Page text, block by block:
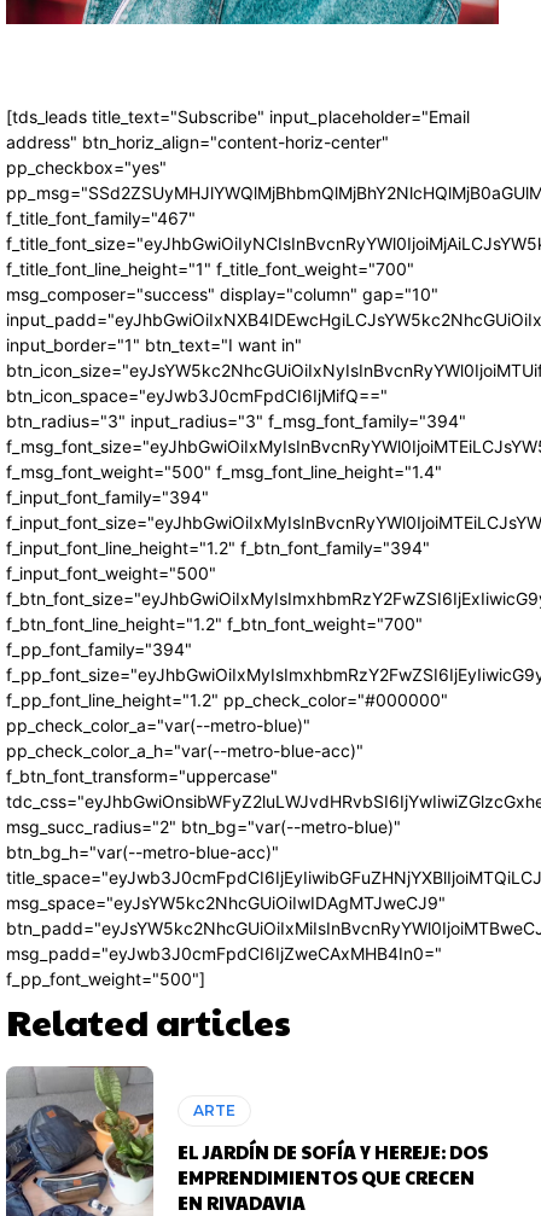
[tds_leads title_text="Subscribe" input_placeholder="Email
address" btn_horiz_align="content-horiz-center"
pp_checkbox="yes"
f_title_font_family="467"
f_title_font_line_height="1" f_title_font_weight="700"
msg_composer="success" display="column" gap="10"
input_border="1" btn_text="I want in"
btn_icon_space="eyJwb3J0cmFpdCI6IjMifQ=="
btn_radius="3" input_radius="3" f_msg_font_family="394"
f_msg_font_weight="500" f_msg_font_line_height="1.4"
f_input_font_family="394"
f_input_font_line_height="1.2" f_btn_font_family="394"
f_input_font_weight="500"
f_btn_font_line_height="1.2" f_btn_font_weight="700"
f_pp_font_family="394"
f_pp_font_line_height="1.2" pp_check_color="#000000"
pp_check_color_a="var(--metro-blue)"
pp_check_color_a_h="var(--metro-blue-acc)"
f_btn_font_transform="uppercase"
msg_succ_radius="2" btn_bg="var(--metro-blue)"
btn_bg_h="var(--metro-blue-acc)"
msg_space="eyJsYW5kc2NhcGUiOiIwIDAgMTJweCJ9"
msg_padd="eyJwb3J0cmFpdCI6IjZweCAxMHB4In0="
f_pp_font_weight="500"]
Related articles
ARTE
EL JARDÍN DE SOFÍA Y HEREJE: DOS
EMPRENDIMIENTOS QUE CRECEN
EN RIVADAVIA